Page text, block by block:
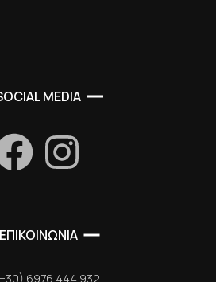
MEDIA
ΕΠΙΚΟΙΝΩΝΙΑ
6976 444 932